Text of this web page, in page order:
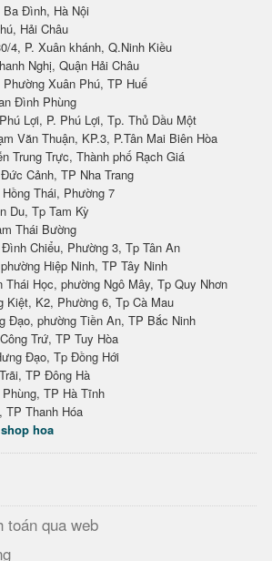
Ba Đình, Hà Nội
Hải Châu
4, P. Xuân khánh, Q.Ninh Kiều
Nghị, Quận Hải Châu
Xuân Phú, TP Huế
Đình Phùng
Lợi, P. Phú Lợi, Tp. Thủ Dầu Một
Văn Thuận, KP.3, P.Tân Mai Biên Hòa
Trung Trực, Thành phố Rạch Giá
Cảnh, TP Nha Trang
Thái, Phường 7
Du, Tp Tam Kỳ
Thái Bường
Chiểu, Phường 3, Tp Tân An
Hiệp Ninh, TP Tây Ninh
Thái Học, phường Ngô Mây, Tp Quy Nhơn
Kiệt, K2, Phường 6, Tp Cà Mau
Đạo, phường Tiền An, TP Bắc Ninh
Trứ, TP Tuy Hòa
Đạo, Tp Đồng Hới
TP Đông Hà
TP Hà Tĩnh
TP Thanh Hóa
hoa
toán qua web